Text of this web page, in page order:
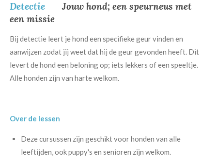
Detectie Jouw hond; een speurneus met
een missie
Bij detectie leert je hond een specifieke geur vinden en
aanwijzen zodat jij weet dat hij de geur gevonden heeft. Dit
levert de hond een beloning op; iets lekkers of een speeltje.
Alle honden zijn van harte welkom.
Over de lessen
Deze cursussen zijn geschikt voor honden van alle
leeftijden, ook puppy's en senioren zijn welkom.